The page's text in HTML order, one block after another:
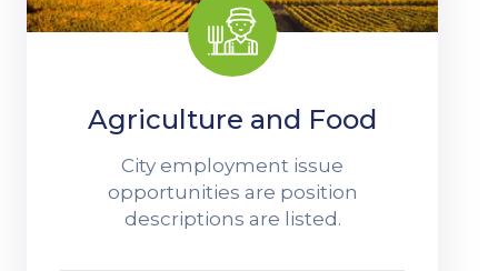
Agriculture and Food
City employment issue
opportunities are position
descriptions are listed.